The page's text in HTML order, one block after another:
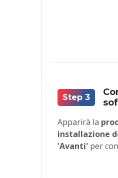
Step 3
Apparirà la
installazione
'Avanti' per